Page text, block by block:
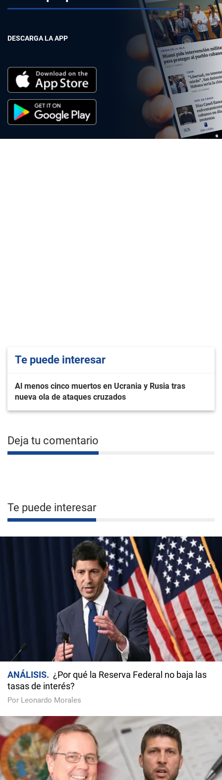
DESCARGA LA APP
Te puede interesar
Al menos cinco muertos en Ucrania y Rusia tras
nueva ola de ataques cruzados
Deja tu comentario
Te puede interesar
ANÁLISIS
¿Por qué la Reserva Federal no baja las
tasas de interés?
Por Leonardo Morales